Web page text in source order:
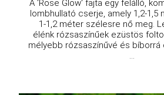
A 'Rose Glow' fajta egy felálló,
lombhullató cserje, amely 1,2-1,5
1-1,2 méter szélesre nő meg.
élénk rózsaszínűek ezüstös
mélyebb rózsaszínűvé és bíborrá
...